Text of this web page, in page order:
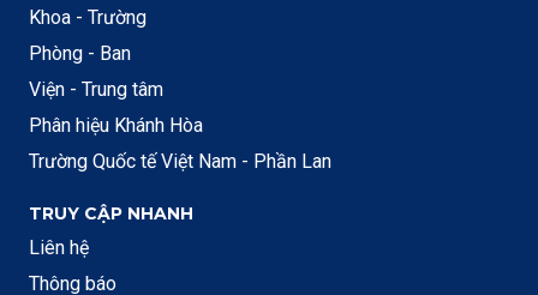
Khoa - Trường
Phòng - Ban
Viện - Trung tâm
Phân hiệu Khánh Hòa
Trường Quốc tế Việt Nam - Phần Lan
TRUY CẬP NHANH
Liên hệ
Thông báo